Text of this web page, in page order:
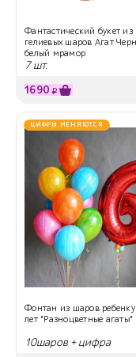
Фантастический букет из
гелиевых шаров Агат
белый мрамор
7 шт.
1690 ₽
ЦИФРЫ МЕНЯЮТСЯ
Фонтан из шаров
лет "Разноцветные агаты"
10шаров + цифра